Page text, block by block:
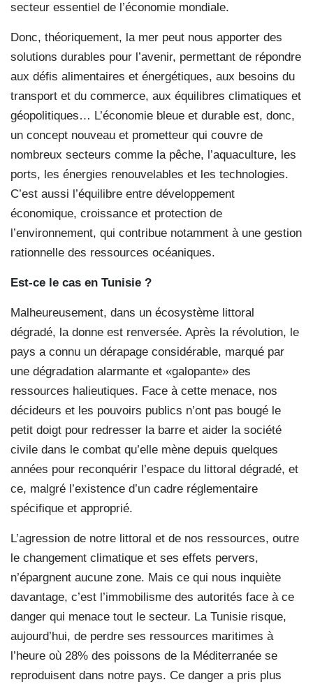
secteur essentiel de l’économie mondiale.
Donc, théoriquement, la mer peut nous apporter des
solutions durables pour l’avenir, permettant de répondre
aux défis alimentaires et énergétiques, aux besoins du
transport et du commerce, aux équilibres climatiques et
géopolitiques… L’économie bleue et durable est, donc,
un concept nouveau et prometteur qui couvre de
nombreux secteurs comme la pêche, l’aquaculture, les
ports, les énergies renouvelables et les technologies.
C’est aussi l’équilibre entre développement
économique, croissance et protection de
l’environnement, qui contribue notamment à une gestion
rationnelle des ressources océaniques.
Est-ce le cas en Tunisie ?
Malheureusement, dans un écosystème littoral
dégradé, la donne est renversée. Après la révolution, le
pays a connu un dérapage considérable, marqué par
une dégradation alarmante et «galopante» des
ressources halieutiques. Face à cette menace, nos
décideurs et les pouvoirs publics n’ont pas bougé le
petit doigt pour redresser la barre et aider la société
civile dans le combat qu’elle mène depuis quelques
années pour reconquérir l’espace du littoral dégradé, et
ce, malgré l’existence d’un cadre réglementaire
spécifique et approprié.
L’agression de notre littoral et de nos ressources, outre
le changement climatique et ses effets pervers,
n’épargnent aucune zone. Mais ce qui nous inquiète
davantage, c’est l’immobilisme des autorités face à ce
danger qui menace tout le secteur. La Tunisie risque,
aujourd’hui, de perdre ses ressources maritimes à
l’heure où 28% des poissons de la Méditerranée se
reproduisent dans notre pays. Ce danger a pris plus